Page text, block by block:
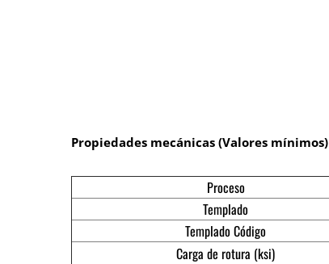
Propiedades mecánicas (Valores mínimos)
Proceso
Templado
Templado Código
Carga de rotura (ksi)